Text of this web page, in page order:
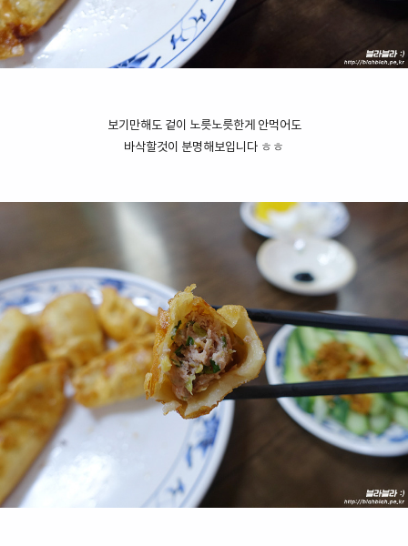
보기만해도 겉이 노릇노릇한게 안먹어도
바삭할것이 분명해보입니다 ㅎㅎ